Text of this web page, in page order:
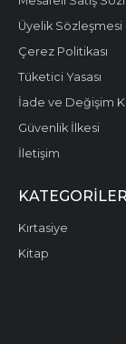
Üyelik Sözleşmesi
Çerez Politikası
Tüketici Yasası
İade ve Değişim
Güvenlik İlkesi
İletişim
KATEGORILER
Kırtasiye
Kitap